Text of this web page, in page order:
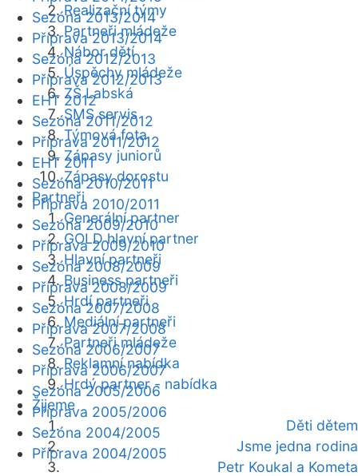
Realizační týmy
Partneři mládeže
Nábor dětí
Úspěchy mládeže
ZŠ Labská
SMS servis
Týmová fota
Zápasy juniorů
Zápasy dorostu
Partneři
Generální partner
GOLD hlavní partner
Hlavní partneři
Business partneři
Hrdí partneři
Mediální partneři
Partneři mládeže
Reklamní nabídka
Hrdý partner - nabídka
Žijeme
Děti dětem
Jsme jedna rodina
Petr Koukal a Kometa
Sezóna 2013/2014
Příprava 2013/2014
Sezóna 2012/2013
Příprava 2012/2013
EHT 2012
Sezóna 2011/2012
Příprava 2011/2012
EHT 2011
Sezóna 2010/2011
Příprava 2010/2011
Sezóna 2009/2010
Příprava 2009/2010
Sezóna 2008/2009
Příprava 2008/2009
Sezóna 2007/2008
Příprava 2007/2008
Sezóna 2006/2007
Příprava 2006/2007
Sezóna 2005/2006
Příprava 2005/2006
Sezóna 2004/2005
Příprava 2004/2005